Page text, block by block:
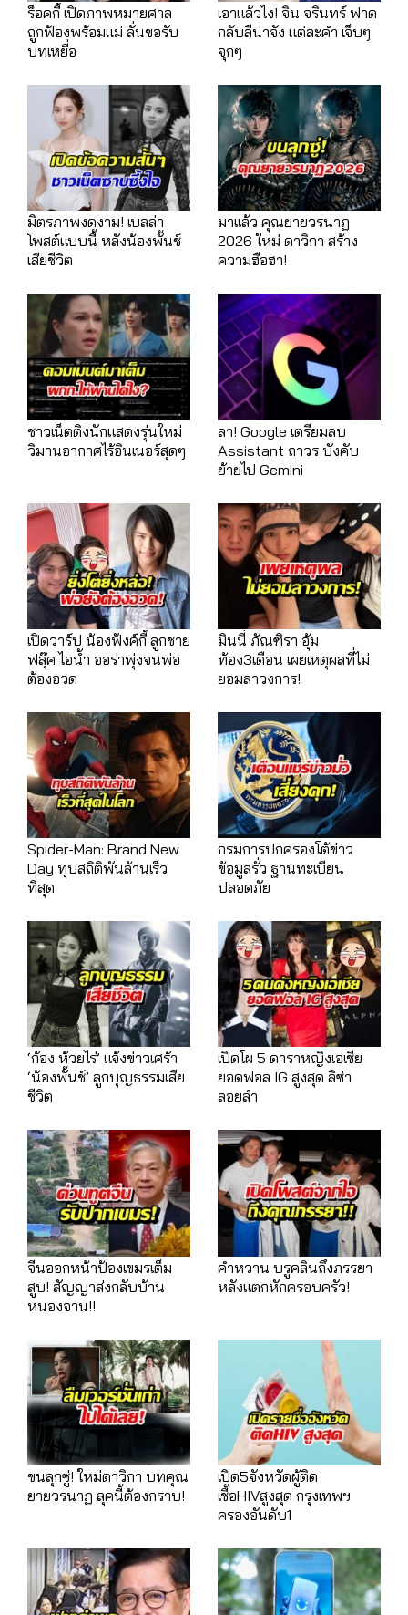
ร็อคกี้ เปิดภาพหมายศาล
ถูกฟ้องพร้อมแม่ ลั่นขอรับ
บทเหยื่อ
เอาแล้วไง! จิน จรินทร์ ฟาด
กลับลีน่าจัง แต่ละคำ เจ็บๆ
จุกๆ
มิตรภาพงดงาม! เบลล่า
โพสต์แบบนี้ หลังน้องพั้นช์
เสียชีวิต
มาเเล้ว คุณยายวรนาฏ
2026 ใหม่ ดาวิกา สร้าง
ความฮือฮา!
ชาวเน็ตติงนักแสดงรุ่นใหม่
วิมานอากาศไร้อินเนอร์สุดๆ
ลา! Google เตรียมลบ
Assistant ถาวร บังคับ
ย้ายไป Gemini
เปิดวาร์ป น้องฟังค์กี้ ลูกชาย
ฟลุ๊ค ไอน้ำ ออร่าพุ่งจนพ่อ
ต้องอวด
มินนี่ ภัณฑิรา อุ้ม
ท้อง3เดือน เผยเหตุผลที่ไม่
ยอมลาวงการ!
Spider-Man: Brand New
Day ทุบสถิติพันล้านเร็ว
ที่สุด
กรมการปกครองโต้ข่าว
ข้อมูลรั่ว ฐานทะเบียน
ปลอดภัย
‘ก้อง ห้วยไร่’ แจ้งข่าวเศร้า
‘น้องพั้นช์’ ลูกบุญธรรมเสีย
ชีวิต
เปิดโผ 5 ดาราหญิงเอเชีย
ยอดฟอล IG สูงสุด ลิซ่า
ลอยลำ
จีนออกหน้าป้องเขมรเต็ม
สูบ! สัญญาส่งกลับบ้าน
หนองจาน!!
คำหวาน บรูคลินถึงภรรยา
หลังแตกหักครอบครัว!
ขนลุกซู่! ใหม่ดาวิกา บทคุณ
ยายวรนาฏ ลุคนี้ต้องกราบ!
เปิด5จังหวัดผู้ติด
เชื้อHIVสูงสุด กรุงเทพฯ
ครองอันดับ1